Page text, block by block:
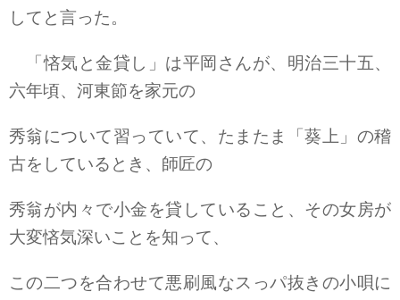
してと言った。
「悋気と金貸し」は平岡さんが、明治三十五、
六年頃、河東節を家元の
秀翁について習っていて、たまたま「葵上」の稽
古をしているとき、師匠の
秀翁が内々で小金を貸していること、その女房が
大変悋気深いことを知って、
この二つを合わせて悪刷風なスっパ抜きの小唄に